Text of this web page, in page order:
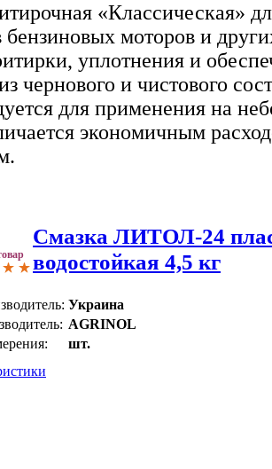
«Классическая»
бензиновых моторов и
уплотнения и
чернового и чистового
для применения на
экономичным
Смазка ЛИТОЛ-24
водостойкая 4,5 кг
Украина
AGRINOL
шт.